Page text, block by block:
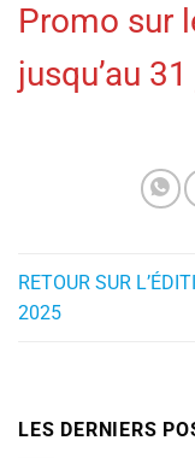
Promo sur
jusqu’au
RETOUR SUR
2025
LES DERNIERS